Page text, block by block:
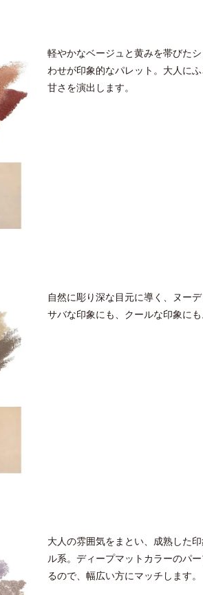
軽やかなベージュと黄みを帯びた
わせが印象的なパレット。大人に
甘さを演出します。
自然に彫り深な目元に導く、ヌー
サバな印象にも、クールな印象にも
大人の雰囲気をまとい、成熟した
ル系。ディープマットカラーのパ
るので、幅広い方にマッチします。